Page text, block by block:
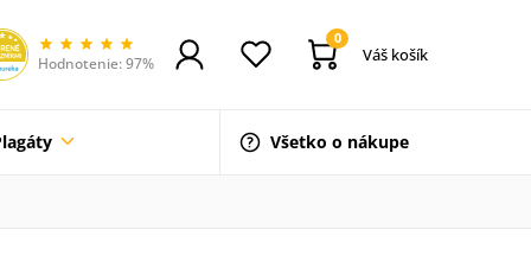
Hodnotenie: 97%
0
Váš košík
Všetko o nákupe